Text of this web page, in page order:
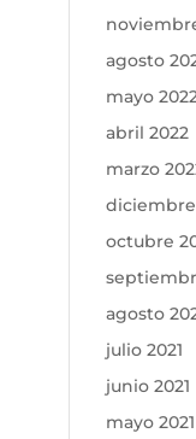
agosto
mayo
abril 2022
marzo
diciembre
octubre
agosto
julio 2021
junio 2021
mayo 2021